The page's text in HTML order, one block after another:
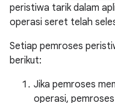
peristiwa tarik dalam
operasi seret telah
Setiap pemroses
berikut:
Jika pemroses
operasi,